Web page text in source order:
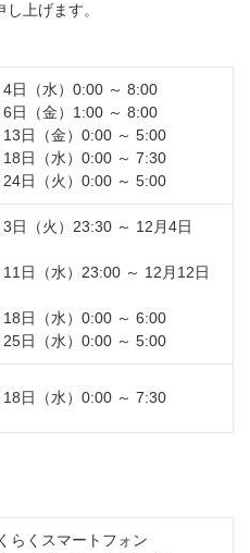
上げます。
日（水）0:00 ～ 8:00
日（金）1:00 ～ 8:00
日（金）0:00 ～ 5:00
日（水）0:00 ～ 7:30
日（火）0:00 ～ 5:00
日（火）23:30 ～ 12月4日
日（水）23:00 ～ 12月12日
日（水）0:00 ～ 6:00
日（水）0:00 ～ 5:00
日（水）0:00 ～ 7:30
らくスマートフォン